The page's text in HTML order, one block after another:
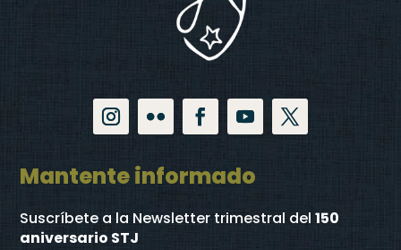
Mantente informado
Suscríbete a la Newsletter trimestral del150
aniversario STJ